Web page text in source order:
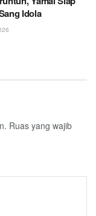
Idola
Ruas yang wajib